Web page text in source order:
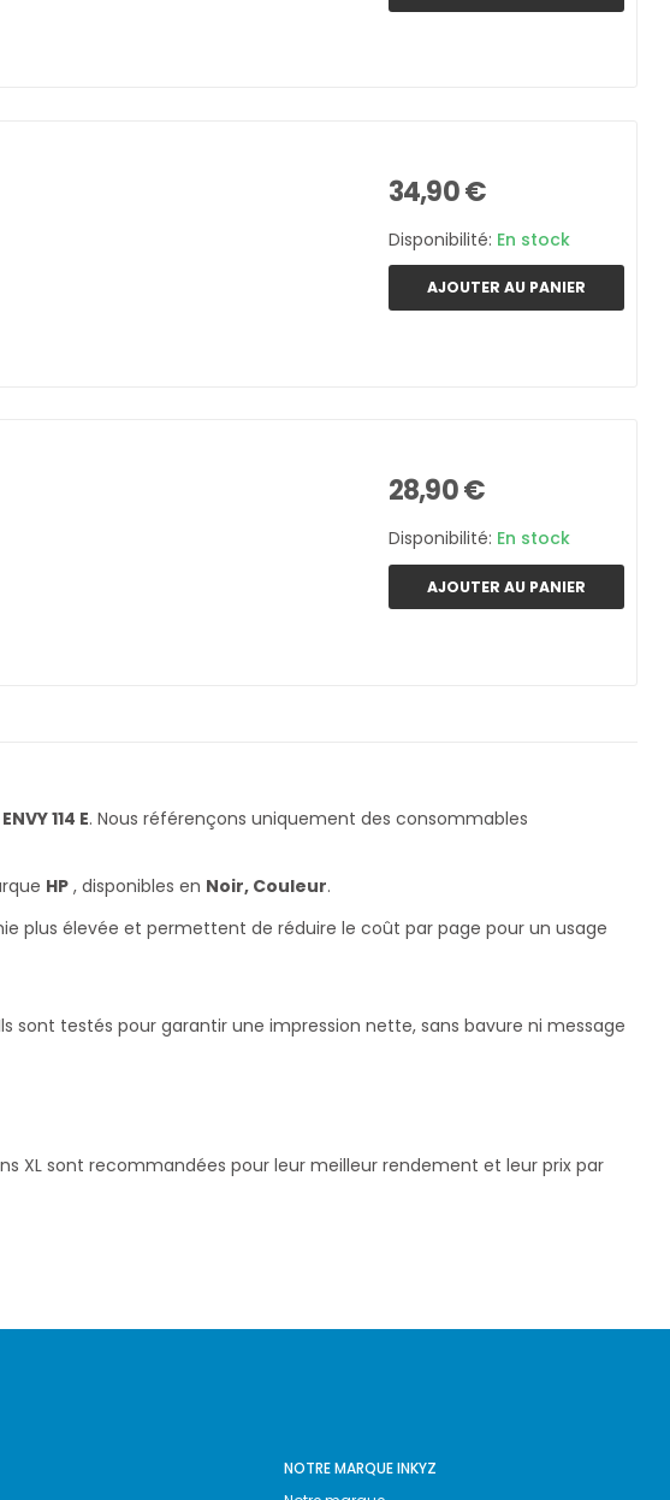
34,90 €
Disponibilité: En stock
AJOUTER AU PANIER
28,90 €
Disponibilité: En stock
AJOUTER AU PANIER
114 E. Nous référençons uniquement des consommables
HP , disponibles en Noir, Couleur.
plus élevée et permettent de réduire le coût par page pour un usage
Ils sont testés pour garantir une impression nette, sans bavure ni message
XL sont recommandées pour leur meilleur rendement et leur prix par
NOTRE MARQUE INKYZ